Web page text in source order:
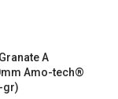
A
Amo-tech®
gr)